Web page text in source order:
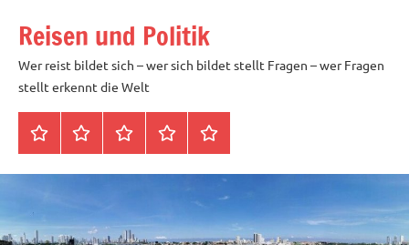
Inhalt
springen
Reisen und Politik
Wer reist bildet sich – wer sich bildet stellt Fragen – wer Fragen
stellt erkennt die Welt
StartseiteDatenschutz
Peter
Blöth
Impressum
Über
mich